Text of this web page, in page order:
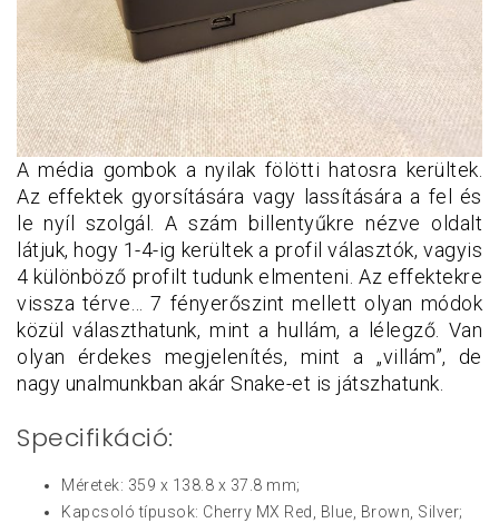
A média gombok a nyilak fölötti hatosra kerültek.
Az effektek gyorsítására vagy lassítására a fel és
le nyíl szolgál. A szám billentyűkre nézve oldalt
látjuk, hogy 1-4-ig kerültek a profil választók, vagyis
4 különböző profilt tudunk elmenteni. Az effektekre
vissza térve… 7 fényerőszint mellett olyan módok
közül választhatunk, mint a hullám, a lélegző. Van
olyan érdekes megjelenítés, mint a „villám”, de
nagy unalmunkban akár Snake-et is játszhatunk.
Specifikáció:
Méretek: 359 x 138.8 x 37.8 mm;
Kapcsoló típusok: Cherry MX Red, Blue, Brown, Silver;